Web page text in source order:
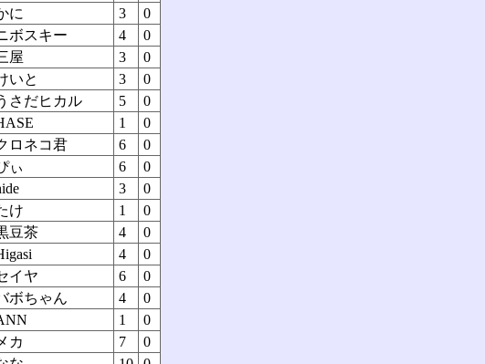
に 3
0
ボスキー 4
0
屋 3
0
いと 3
0
さだヒカル 5
0
1
0
ロネコ君 6
0
ぃ 6
0
3
0
け 1
0
豆茶 4
0
4
0
イヤ 6
0
ボちゃん 4
0
1
0
カ 7
0